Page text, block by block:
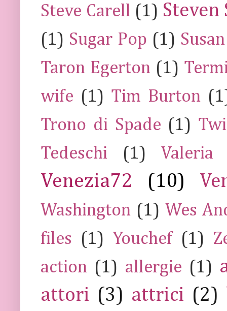
Steve Carell (1) Steven
(1) Sugar Pop (1)
Taron Egerton (1)
wife (1) Tim Burton
Trono di Spade (1)
Tedeschi
(1) Valeria
Venezia72 (10)
Washington (1) Wes
files
(1) Youchef (1)
action (1) allergie (1)
attori (3) attrici (2)